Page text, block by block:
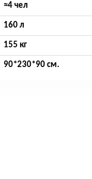
≈4 чел
160 л
155 кг
90*230*90 см.